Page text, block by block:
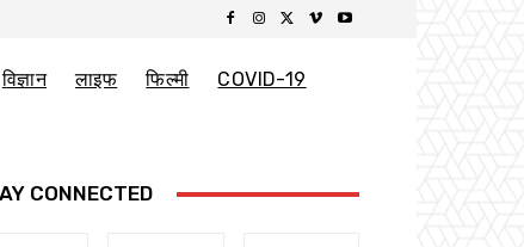
विज्ञान लाइफ फिल्मी
COVID-19
CONNECTED